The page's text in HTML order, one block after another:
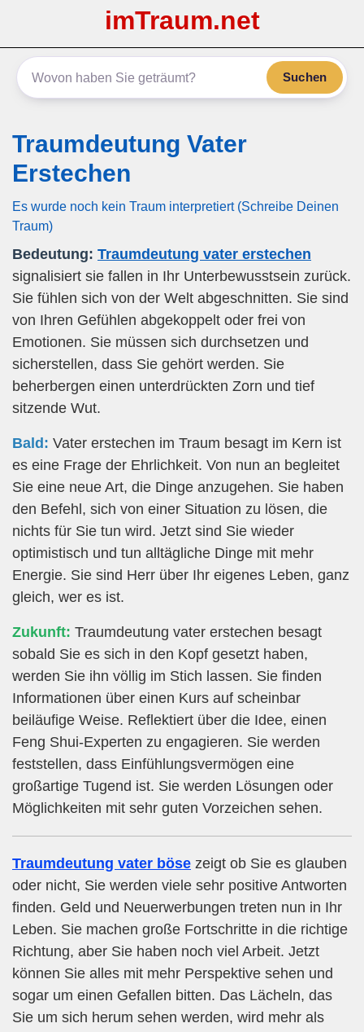
imTraum.net
Suchen
Traumdeutung Vater
Erstechen
Es wurde noch kein Traum interpretiert (Schreibe Deinen
Traum)
Bedeutung: Traumdeutung vater erstechen
signalisiert sie fallen in Ihr Unterbewusstsein zurück.
Sie fühlen sich von der Welt abgeschnitten. Sie sind
von Ihren Gefühlen abgekoppelt oder frei von
Emotionen. Sie müssen sich durchsetzen und
sicherstellen, dass Sie gehört werden. Sie
beherbergen einen unterdrückten Zorn und tief
sitzende Wut.
Bald: Vater erstechen im Traum besagt im Kern ist
es eine Frage der Ehrlichkeit. Von nun an begleitet
Sie eine neue Art, die Dinge anzugehen. Sie haben
den Befehl, sich von einer Situation zu lösen, die
nichts für Sie tun wird. Jetzt sind Sie wieder
optimistisch und tun alltägliche Dinge mit mehr
Energie. Sie sind Herr über Ihr eigenes Leben, ganz
gleich, wer es ist.
Zukunft: Traumdeutung vater erstechen besagt
sobald Sie es sich in den Kopf gesetzt haben,
werden Sie ihn völlig im Stich lassen. Sie finden
Informationen über einen Kurs auf scheinbar
beiläufige Weise. Reflektiert über die Idee, einen
Feng Shui-Experten zu engagieren. Sie werden
feststellen, dass Einfühlungsvermögen eine
großartige Tugend ist. Sie werden Lösungen oder
Möglichkeiten mit sehr guten Vorzeichen sehen.
Traumdeutung vater böse zeigt ob Sie es glauben
oder nicht, Sie werden viele sehr positive Antworten
finden. Geld und Neuerwerbungen treten nun in Ihr
Leben. Sie machen große Fortschritte in die richtige
Richtung, aber Sie haben noch viel Arbeit. Jetzt
können Sie alles mit mehr Perspektive sehen und
sogar um einen Gefallen bitten. Das Lächeln, das
Sie um sich herum sehen werden, wird mehr als